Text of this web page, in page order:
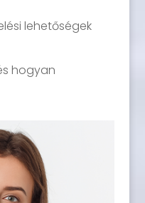
lehetőségek
hogyan